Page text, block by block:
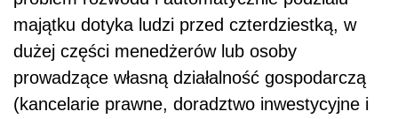
majątku dotyka ludzi przed czterdziestką, w
dużej części menedżerów lub osoby
prowadzące własną działalność gospodarczą
(kancelarie prawne, doradztwo inwestycyjne i